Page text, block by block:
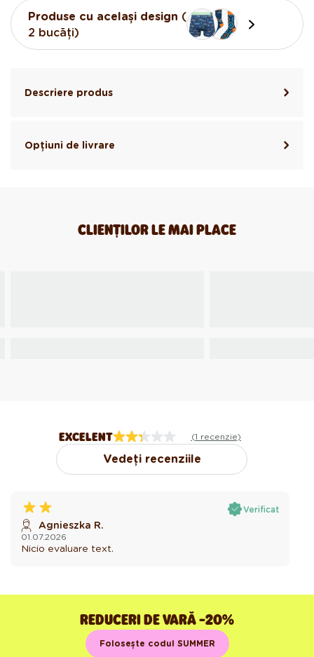
Produse cu același design (
2 bucăți)
Descriere produs
Opțiuni de livrare
CLIENȚILOR LE MAI PLACE
EXCELENT (1 recenzie)
Vedeți recenziile
Verificat
Agnieszka R.
01.07.2026
Nicio evaluare text.
REDUCERI DE VARĂ -20%
Folosește codul SUMMER